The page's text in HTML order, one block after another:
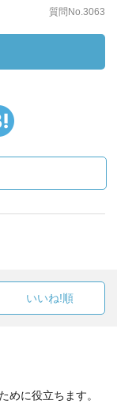
質問No.3063
いいね!順
めに役立ちます。